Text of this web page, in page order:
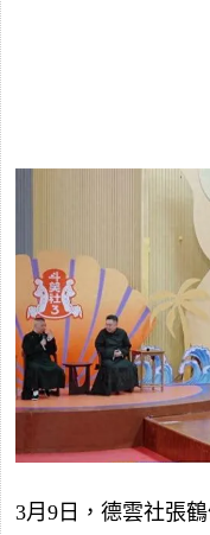
3月9日，德雲社張